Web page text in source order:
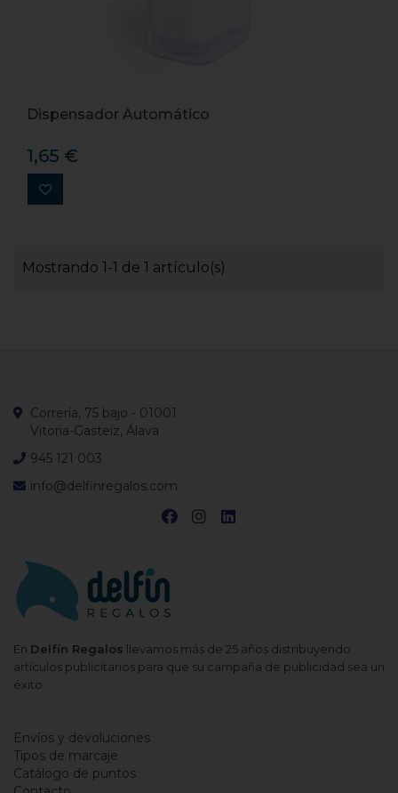
Dispensador Automático
1,65 €
Mostrando 1-1 de 1 artículo(s)
En Delfín Regalos llevamos más de 25 años distribuyendo
artículos publicitarios para que su campaña de publicidad sea un
éxito.
Correría, 75 bajo - 01001
Vitoria-Gasteiz, Álava
945 121 003
info@delfinregalos.com
Envíos y devoluciones
Tipos de marcaje
Catálogo de puntos